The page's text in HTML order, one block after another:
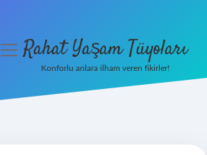
menüyüRahat Yaşam Tüyoları
Konforlu anlara ilham veren fikirler!